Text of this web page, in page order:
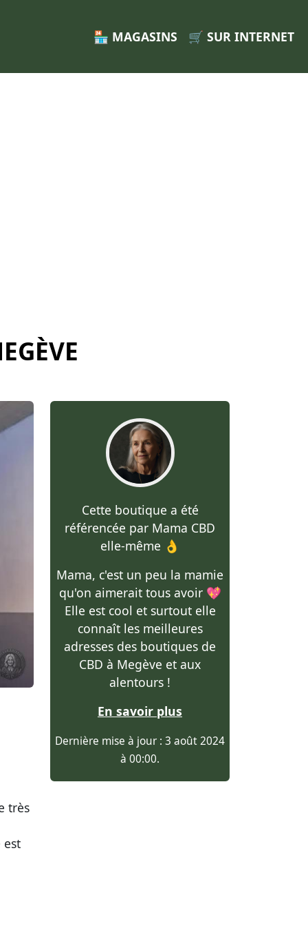
🏪 MAGASINS 🛒 SUR INTERNET
très
est
Cette boutique a été
référencée par Mama CBD
elle-même 👌
Mama, c'est un peu la mamie
qu'on aimerait tous avoir 💖
Elle est cool et surtout elle
connaît les meilleures
adresses des boutiques de
CBD à Megève et aux
alentours !
En savoir plus
Dernière mise à jour : 3 août 2024
à 00:00.